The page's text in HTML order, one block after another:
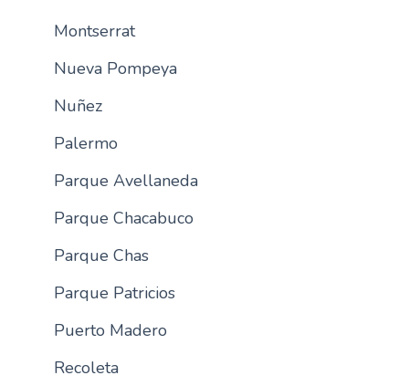
Montserrat
Nueva Pompeya
Nuñez
Palermo
Parque Avellaneda
Parque Chacabuco
Parque Chas
Parque Patricios
Puerto Madero
Recoleta